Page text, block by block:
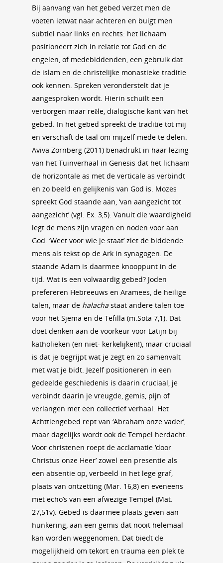
Bij aanvang van het gebed verzet men de
voeten ietwat naar achteren en buigt men
subtiel naar links en rechts: het lichaam
positioneert zich in relatie tot God en de
engelen, of medebiddenden, een gebruik dat
de islam en de christelijke monastieke traditie
ook kennen. Spreken veronderstelt dat je
aangesproken wordt. Hierin schuilt een
verborgen maar reële, dialogische kant van het
gebed. In het gebed spreekt de traditie tot mij
en verschaft de taal om mijzelf mede te delen.
Aviva Zornberg (2011) benadrukt in haar lezing
van het Tuinverhaal in Genesis dat het lichaam
de horizontale as met de verticale as verbindt
en zo beeld en gelijkenis van God is. Mozes
spreekt God staande aan, ‘van aangezicht tot
aangezicht’ (vgl. Ex. 3,5). Vanuit die waardigheid
legt de mens zijn vragen en noden voor aan
God. ‘Weet voor wie je staat’ ziet de biddende
mens als tekst op de Ark in synagogen. De
staande Adam is daarmee knooppunt in de
tijd. Wat is een volwaardig gebed? Joden
prefereren Hebreeuws en Aramees, de heilige
talen, maar de halacha staat andere talen toe
voor het Sjema en de Tefilla (m.Sota 7,1). Dat
doet denken aan de voorkeur voor Latijn bij
katholieken (en niet- kerkelijken!), maar cruciaal
is dat je begrijpt wat je zegt en zo samenvalt
met wat je bidt. Jezelf positioneren in een
gedeelde geschiedenis is daarin cruciaal, je
verbindt daarin je vreugde, gemis, pijn of
verlangen met een collectief verhaal. Het
Achttiengebed rept van ‘Abraham onze vader’,
maar dagelijks wordt ook de Tempel herdacht.
Voor christenen roept de acclamatie ‘door
Christus onze Heer’ zowel een presentie als
een absentie op, verbeeld in het lege graf,
plaats van ontzetting (Mar. 16,8) en eveneens
met echo’s van een afwezige Tempel (Mat.
27,51v). Gebed is daarmee plaats geven aan
hunkering, aan een gemis dat nooit helemaal
kan worden weggenomen. Dat biedt de
mogelijkheid om tekort en trauma een plek te